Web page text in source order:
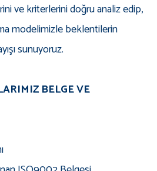
ve kriterlerini doğru analiz edip,
modelimizle beklentilerin
sunuyoruz.
BELGE VE